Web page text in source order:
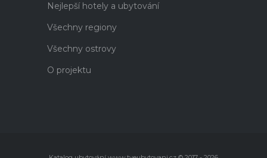
Nejlepší hotely a ubytování
Všechny regiony
Všechny ostrovy
O projektu